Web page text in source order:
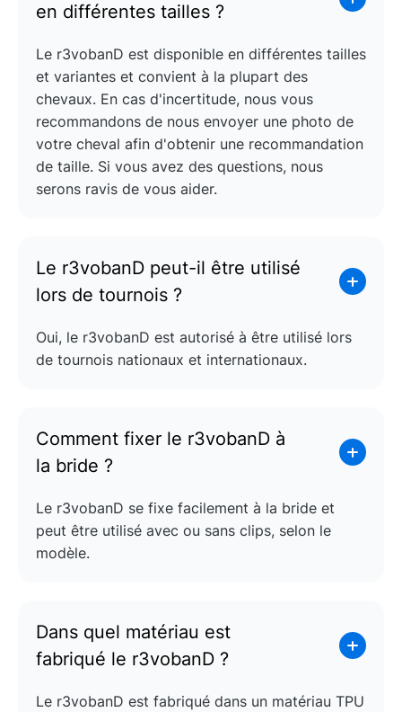
en différentes tailles ?
Le r3vobanD est disponible en différentes tailles
et variantes et convient à la plupart des
chevaux. En cas d'incertitude, nous vous
recommandons de nous envoyer une photo de
votre cheval afin d'obtenir une recommandation
de taille. Si vous avez des questions, nous
serons ravis de vous aider.
Le r3vobanD peut-il être utilisé
lors de tournois ?
Oui, le r3vobanD est autorisé à être utilisé lors
de tournois nationaux et internationaux.
Comment fixer le r3vobanD à
la bride ?
Le r3vobanD se fixe facilement à la bride et
peut être utilisé avec ou sans clips, selon le
modèle.
Dans quel matériau est
fabriqué le r3vobanD ?
Le r3vobanD est fabriqué dans un matériau TPU